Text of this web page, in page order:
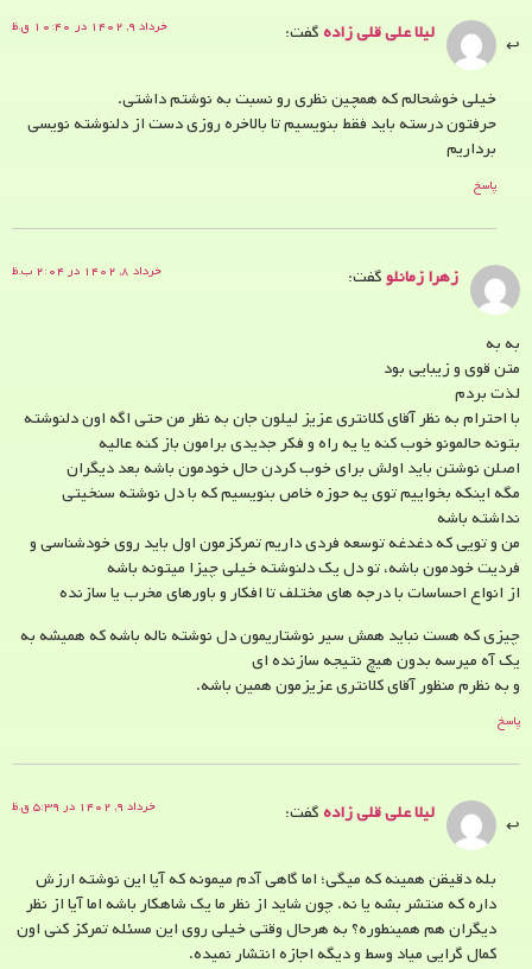
لیلا علی قلی زادهگفت: خرداد ۹, ۱۴۰۲ در ۱۰:۴۰ ق.ظ
خیلی خوشحالم که همچین نظری رو نسبت به نوشتم داشتی.
حرفتون درسته باید فقط بنویسیم تا بالاخره روزی دست از دلنوشته نویسی
برداریم
پاسخ
زهرا زمانلوگفت: خرداد ۸, ۱۴۰۲ در ۲:۰۴ ب.ظ
به به
متن قوی و زیبایی بود
لذت بردم
با احترام به نظر آقای کلانتری عزیز لیلون جان به نظر من حتی اگه اون دلنوشته
بتونه حالمونو خوب کنه یا یه راه و فکر جدیدی برامون باز کنه عالیه
اصلن نوشتن باید اولش برای خوب کردن حال خودمون باشه بعد دیگران
مگه اینکه بخواییم توی یه حوزه خاص بنویسیم که با دل نوشته سنخیتی
نداشته باشه
من و تویی که دغدغه توسعه فردی داریم تمرکزمون اول باید روی خودشناسی و
فردیت خودمون باشه، تو دل یک دلنوشته خیلی چیزا میتونه باشه
از انواع احساسات با درجه های مختلف تا افکار و باورهای مخرب یا سازنده
چیزی که هست نباید همش سیر نوشتاریمون دل نوشته ناله باشه که همیشه به
یک آه میرسه بدون هیچ نتیجه سازنده ای
و به نظرم منظور آقای کلانتری عزیزمون همین باشه.
پاسخ
لیلا علی قلی زادهگفت: خرداد ۹, ۱۴۰۲ در ۵:۳۹ ق.ظ
بله دقیقن همینه که میگی؛ اما گاهی آدم میمونه که آیا این نوشته ارزش
داره که منتشر بشه یا نه. چون شاید از نظر ما یک شاهکار باشه اما آیا از نظر
دیگران هم همینطوره؟ به هرحال وقتی خیلی روی این مسئله تمرکز کنی اون
کمال گرایی میاد وسط و دیگه اجازه انتشار نمیده.